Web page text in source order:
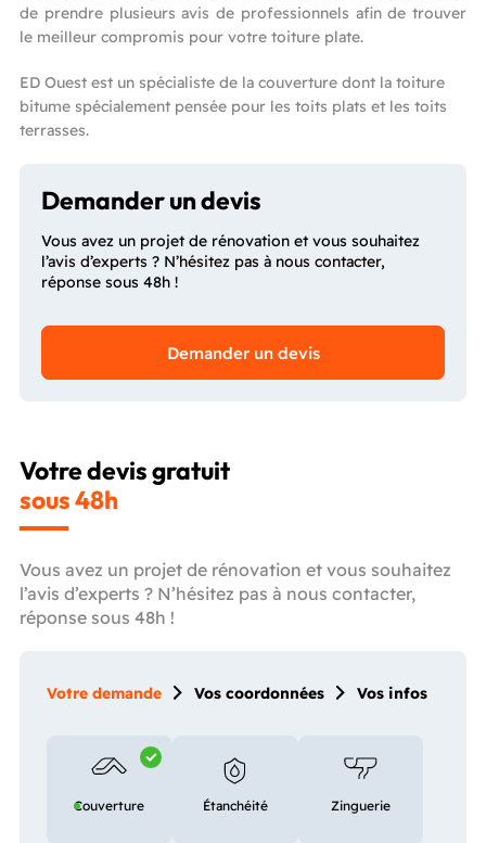
de prendre plusieurs avis de professionnels afin de trouver
le meilleur compromis pour votre toiture plate.
ED Ouest est un spécialiste de la couverture dont la toiture
bitume spécialement pensée pour les toits plats et les toits
terrasses.
Demander un devis
Vous avez un projet de rénovation et vous souhaitez
l’avis d’experts ? N’hésitez pas à nous contacter,
réponse sous 48h !
Demander un devis
Votre devis gratuit
sous 48h
Vous avez un projet de rénovation et vous souhaitez
l’avis d’experts ? N’hésitez pas à nous contacter,
réponse sous 48h !
Votre demande Vos coordonnées Vos infos
Couverture Étanchéité Zinguerie